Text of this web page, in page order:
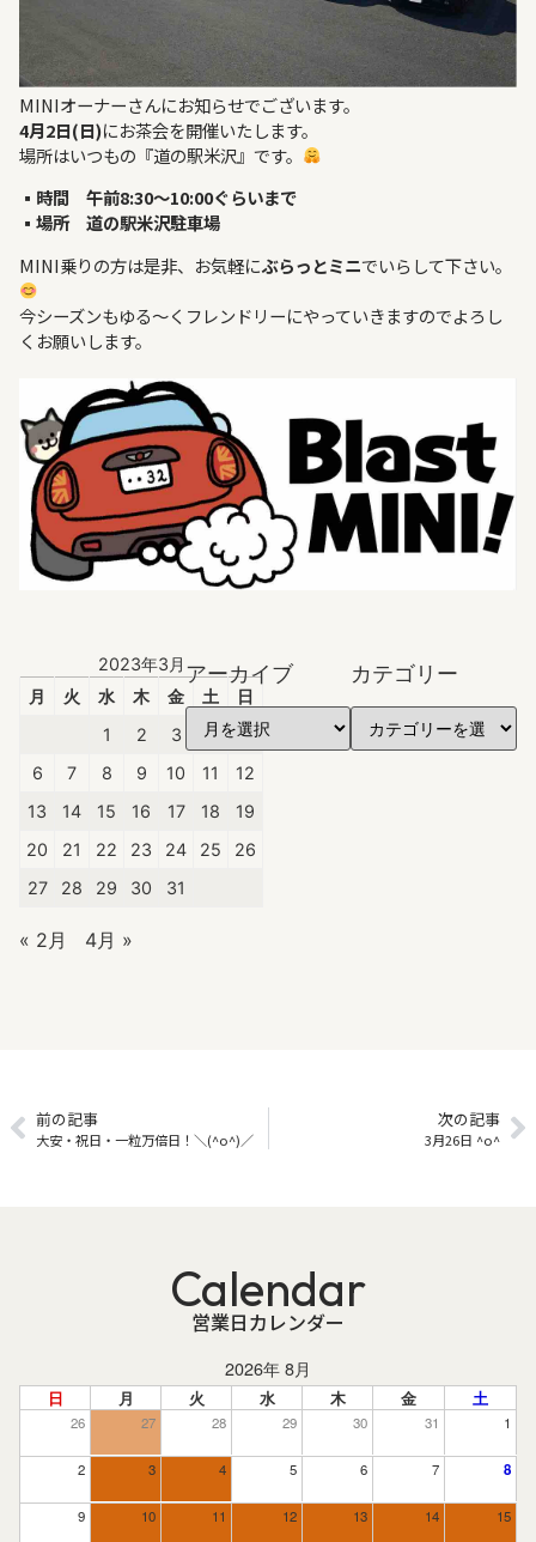
MINIオーナーさんにお知らせでございます。
4月2日(日)にお茶会を開催いたします。
場所はいつもの『道の駅米沢』です。
▪︎時間 午前8:30～10:00ぐらいまで
▪︎場所 道の駅米沢駐車場
MINI乗りの方は是非、お気軽にぶらっとミニでいらして下さい。
今シーズンもゆる～くフレンドリーにやっていきますのでよろし
くお願いします。
2023年3月
月
火 水 木 金 土
日
1
2 3 4
5
6
7 8 9 10 11
12
13
14 15 16 17 18
19
20
21 22 23 24 25
26
27
28 29 30 31
« 2月 4月 »
アーカイブ カテゴリー
前の記事
大安・祝日・一粒万倍日！＼(^o^)／
次の記事
3月26日 ^o^
Calendar
営業日カレンダー
2026年 8月
日 月 火 水 木 金 土
26 27 28 29 30 31 1
2 3 4 5 6 7 8
9 10 11 12 13 14 15